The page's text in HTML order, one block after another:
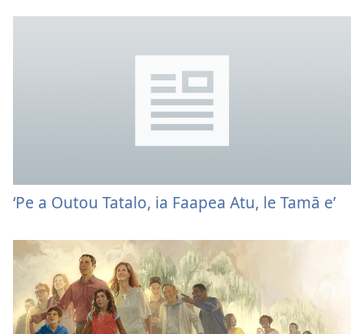
‘Pe a Outou Tatalo, ia Faapea Atu, le Tamā e’